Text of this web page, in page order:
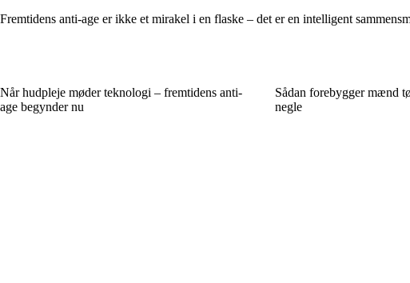
Fremtidens anti-age er ikke et mirakel i en flaske – det er en intelligent
Når hudpleje møder teknologi – fremtidens anti-
age begynder nu
Sådan forebygger mænd
negle